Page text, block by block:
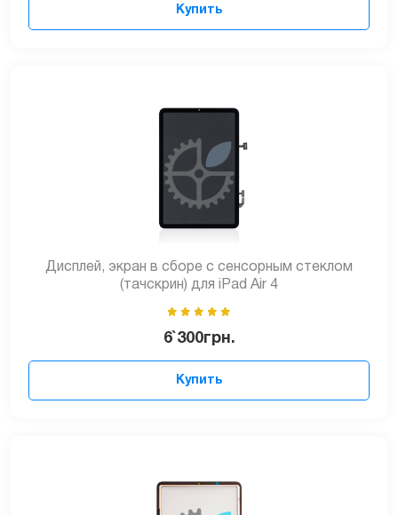
Купить
Дисплей, экран в сборе с сенсорным стеклом
(тачскрин) для iPad Air 4
6`300грн.
Купить